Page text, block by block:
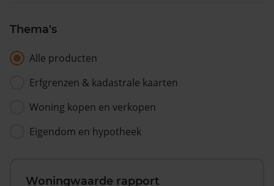
Thema's
Alle producten
Erfgrenzen & kadastrale kaarten
Woning kopen en verkopen
Eigendom en hypotheek
Woningwaarde rapport